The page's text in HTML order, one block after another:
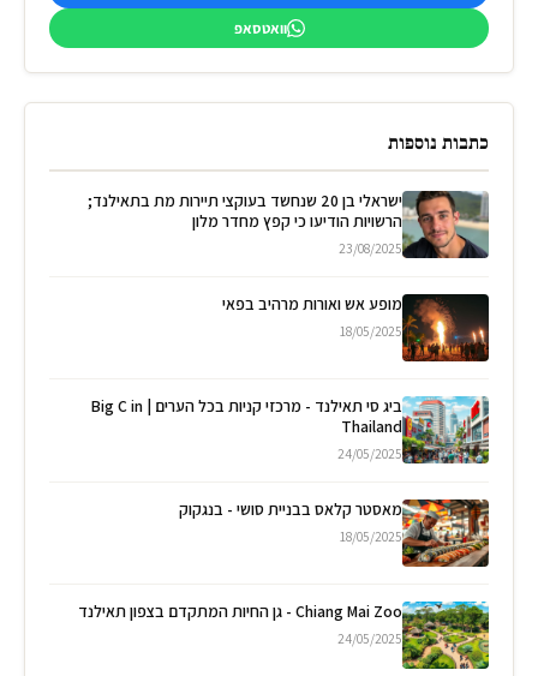
וואטסאפ
כתבות נוספות
ישראלי בן 20 שנחשד בעוקצי תיירות מת בתאילנד;
הרשויות הודיעו כי קפץ מחדר מלון
23/08/2025
מופע אש ואורות מרהיב בפאי
18/05/2025
ביג סי תאילנד - מרכזי קניות בכל הערים | Big C in
Thailand
24/05/2025
מאסטר קלאס בבניית סושי - בנגקוק
18/05/2025
Chiang Mai Zoo - גן החיות המתקדם בצפון תאילנד
24/05/2025